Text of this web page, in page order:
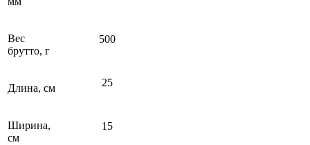
Вес
брутто, г
500
Длина, см 25
Ширина,
см
15